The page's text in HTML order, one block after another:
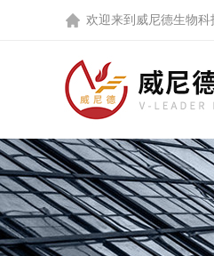
欢迎来到 威尼德生物